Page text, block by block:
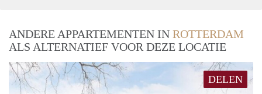
ANDERE APPARTEMENTEN IN ROTTERDAM
ALS ALTERNATIEF VOOR DEZE LOCATIE
DELEN